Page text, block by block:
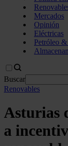
Mercados
Opinión
Eléctricas
Petróleo
Buscar
Renovables
Asturias
a